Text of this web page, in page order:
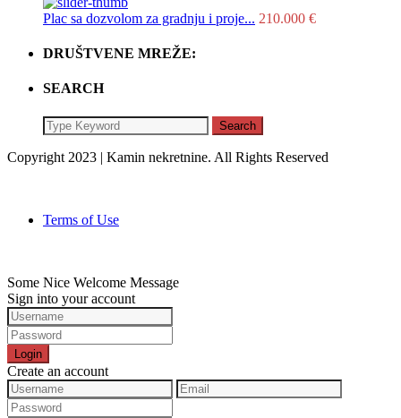
Plac sa dozvolom za gradnju i proje... 210.000 €
DRUŠTVENE MREŽE:
SEARCH
Search
Copyright 2023 | Kamin nekretnine. All Rights Reserved
Terms of Use
Some Nice Welcome Message
Sign into your account
Login
Create an account